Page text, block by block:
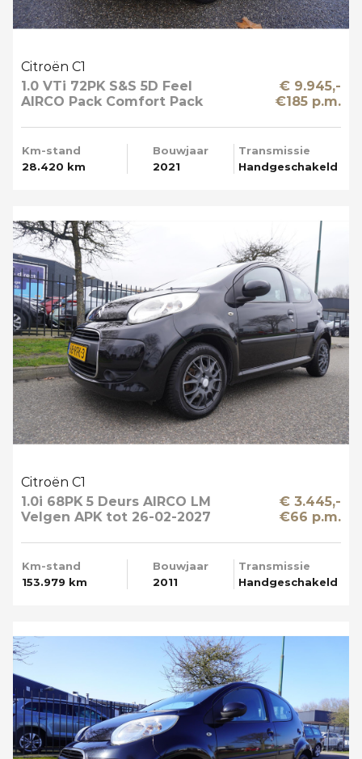
Citroën C1
1.0 VTi 72PK S&S 5D Feel
AIRCO Pack Comfort Pack
€ 9.945,-
€185 p.m.
Km-stand
28.420 km
Bouwjaar
2021
Transmissie
Handgeschakeld
Citroën C1
1.0i 68PK 5 Deurs AIRCO LM
Velgen APK tot 26-02-2027
€ 3.445,-
€66 p.m.
Km-stand
153.979 km
Bouwjaar
2011
Transmissie
Handgeschakeld